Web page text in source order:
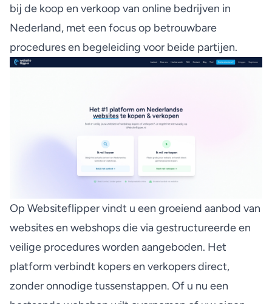
bij de koop en verkoop van online bedrijven in
Nederland, met een focus op betrouwbare
procedures en begeleiding voor beide partijen.
Op Websiteflippervindt u een groeiend aanbod van
websites en webshops die via gestructureerde en
veilige procedures worden aangeboden. Het
platform verbindt kopers en verkopers direct,
zonder onnodige tussenstappen. Of u nu een